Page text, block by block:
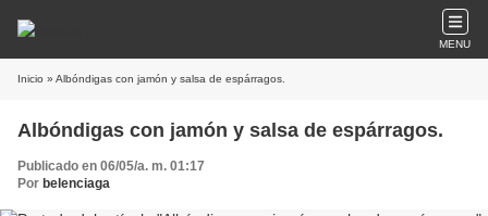
MENU
Inicio » Albóndigas con jamón y salsa de espárragos.
Albóndigas con jamón y salsa de espárragos.
Publicado en 06/05/a. m. 01:17
Por belenciaga